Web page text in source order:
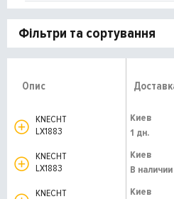
Фільтри та сортування
Опис
KNECHT
LX1883
Киев
1 дн.
KNECHT
LX1883
Киев
В наличии
KNECHT
Киев